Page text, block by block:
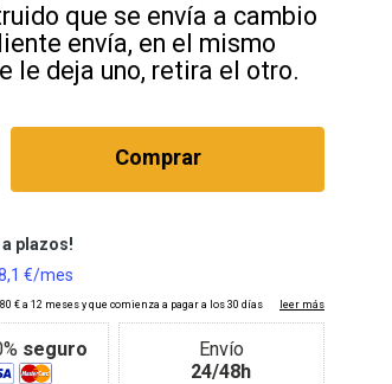
que se envía a cambio
envía, en el mismo
le deja uno, retira el otro.
Comprar
seguro
Envío
24/48h